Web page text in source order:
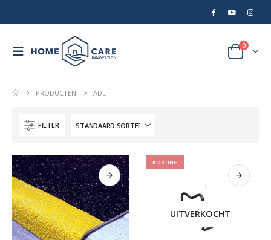
0
PRODUCTEN ADL
FILTER
KORTING
UITVERKOCHT